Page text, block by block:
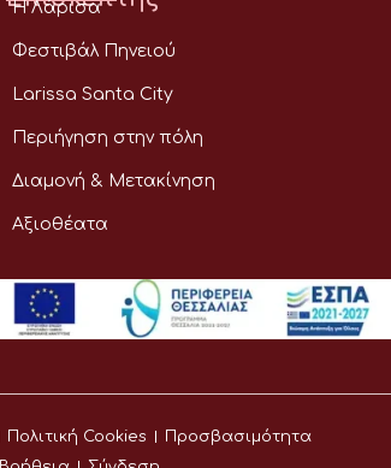
Η Λάρισα
Φεστιβάλ Πηνειού
Larissa Santa City
Περιήγηση στην πόλη
Διαμονή & Μετακίνηση
Αξιοθέατα
Πολιτική Cookies
Προσβασιμότητα